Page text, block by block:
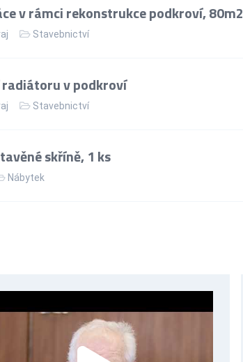
v rámci rekonstrukce podkroví, 80m2
Stavebnictví
v podkroví
Stavebnictví
skříně, 1 ks
Nábytek